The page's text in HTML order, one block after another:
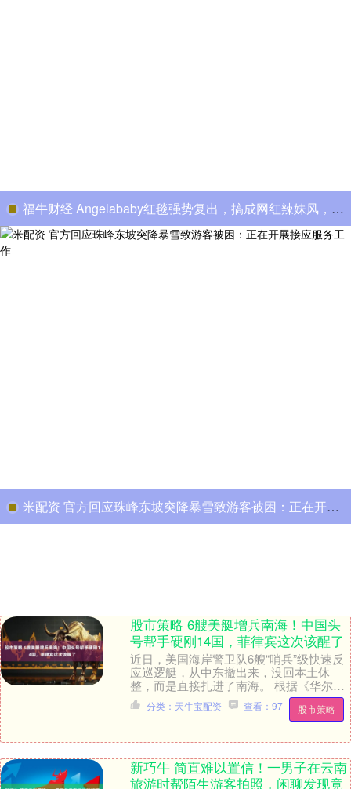
福牛财经 Angelababy红毯强势复出，搞成网红辣妹风，气场判若两人
米配资 官方回应珠峰东坡突降暴雪致游客被困：正在开展接应服务工作
股市策略 6艘美艇增兵南海！中国头
号帮手硬刚14国，菲律宾这次该醒了
近日，美国海岸警卫队6艘“哨兵”级快速反
应巡逻艇，从中东撤出来，没回本土休
整，而是直接扎进了南海。 根据《华尔街
日报》的报道，这批巡逻艇将以新加坡和
菲律宾吕宋岛....
股市策略
分类：天牛宝配资 查看：97
新巧牛 简直难以置信！一男子在云南
旅游时帮陌生游客拍照，闲聊发现竟